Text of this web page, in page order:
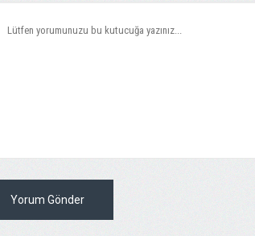
Yorum Gönder